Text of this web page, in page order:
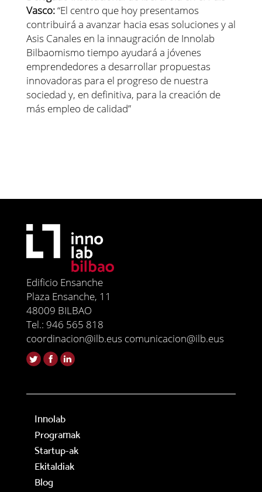
Vasco:“El centro que hoy presentamos
contribuirá a avanzar hacia esas soluciones y al
Asis Canales en la innaugración de Innolab
Bilbaomismo tiempo ayudará a jóvenes
emprendedores a desarrollar propuestas
innovadoras para el progreso de nuestra
sociedad y, en definitiva, para la creación de
más empleo de calidad”
Edificio Ensanche
Plaza Ensanche, 11
48009 BILBAO
Tel.: 946 565 818
coordinacion@ilb.eus comunicacion@ilb.eus
Innolab
Programak
Startup-ak
Ekitaldiak
Blog